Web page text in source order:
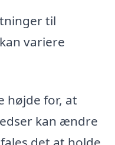
til
variere
højde for, at
kan ændre